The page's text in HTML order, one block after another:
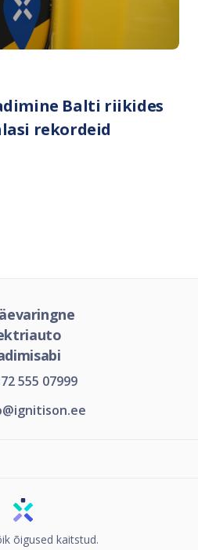
Balti riikides
rekordeid
555 07999
õigused kaitstud.